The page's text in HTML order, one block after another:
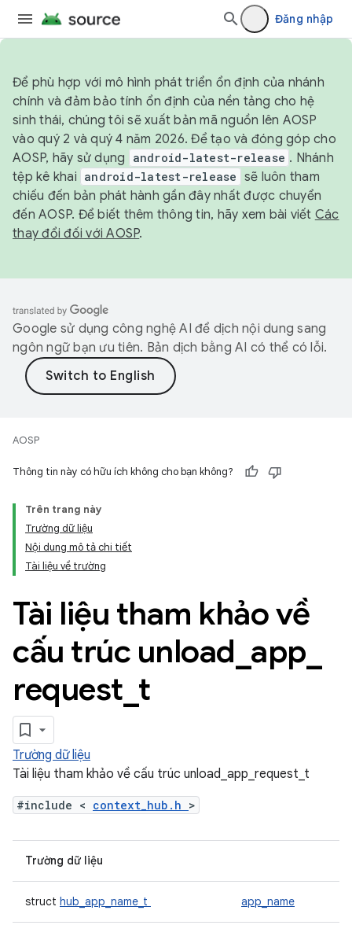
Đăng nhập
Để phù hợp với mô hình phát triển ổn định của nhánh
chính và đảm bảo tính ổn định của nền tảng cho hệ
sinh thái, chúng tôi sẽ xuất bản mã nguồn lên AOSP
vào quý 2 và quý 4 năm 2026. Để tạo và đóng góp cho
AOSP, hãy sử dụng
android-latest-release . Nhánh
tệp kê khai android-latest-release sẽ luôn tham
chiếu đến bản phát hành gần đây nhất được chuyển
đến AOSP. Để biết thêm thông tin, hãy xem bài viết Các
thay đổi đối với AOSP.
Google sử dụng công nghệ AI để dịch nội dung sang
ngôn ngữ bạn ưu tiên. Bản dịch bằng AI có thể có lỗi.
AOSP
Thông tin này có hữu ích không cho bạn không?
Trên trang này
Trường dữ liệu
Nội dung mô tả chi tiết
Tài liệu về trường
Tài liệu tham khảo về
cấu trúc unload app
request t
Trường dữ liệu
Tài liệu tham khảo về cấu trúc unload_app_request_t
#include < context_hub.h >
Trường dữ liệu
struct hub_app_name_t app_name